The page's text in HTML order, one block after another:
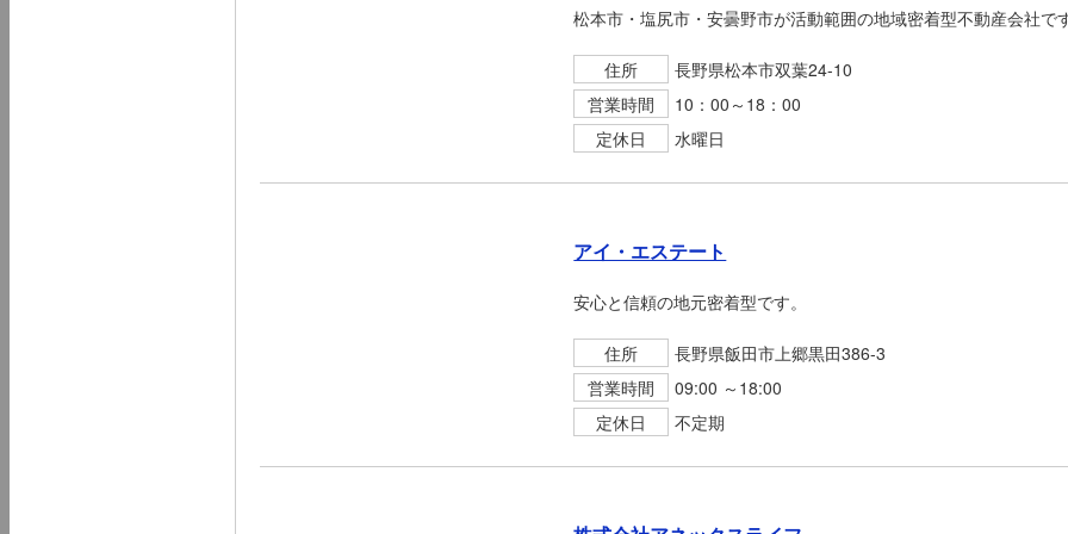
松本市・塩尻市・安曇野市が活動範囲の地域密着型不動産会社で
住所
長野県松本市双葉24-10
営業時間
10：00～18：00
定休日
水曜日
アイ・エステート
安心と信頼の地元密着型です。
住所
長野県飯田市上郷黒田386-3
営業時間
09:00 ～18:00
定休日
不定期